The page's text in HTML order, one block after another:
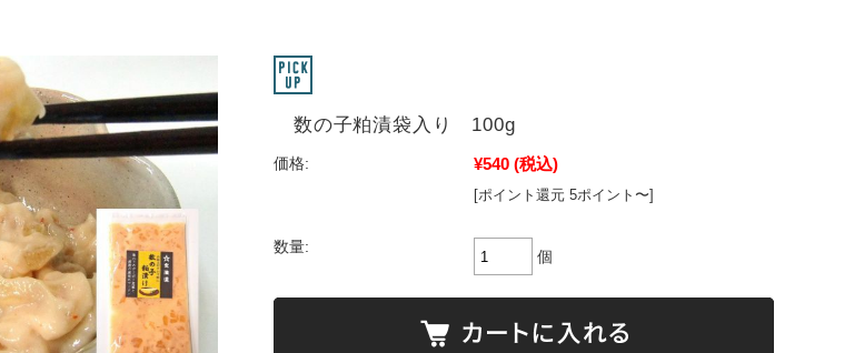
数の子粕漬袋入り 100g
価格: ¥540 (税込)
[ポイント還元 5ポイント〜]
数量:
個